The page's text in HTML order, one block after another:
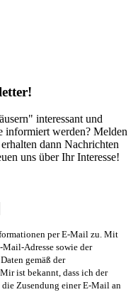
interessant und
informiert werden? Melden
dann Nachrichten
uns über Ihr Interesse!
per E-Mail zu. Mit
Mail-Adresse sowie der
gemäß der
ist bekannt, dass ich der
Zusendung einer E-Mail an